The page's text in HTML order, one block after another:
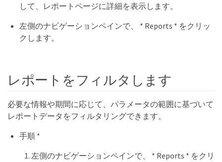
して、レポートページに詳細を表示します。
左側のナビゲーションペインで、 * Reports * をクリッ
クします。
レポートをフィルタします
必要な情報や期間に応じて、パラメータの範囲に基づいて
レポートデータをフィルタリングできます。
手順 *
左側のナビゲーションペインで、 * Reports * をクリ